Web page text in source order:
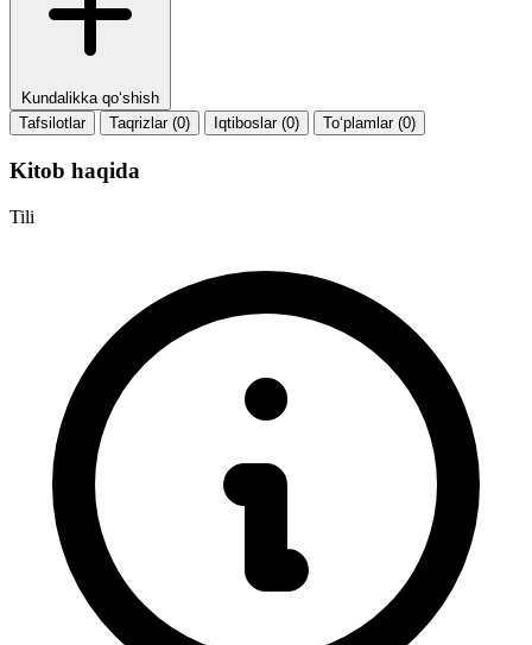
Kundalikka qo‘shish
Tafsilotlar
Taqrizlar (0) Iqtiboslar (0) To‘plamlar (0)
Kitob haqida
Tili